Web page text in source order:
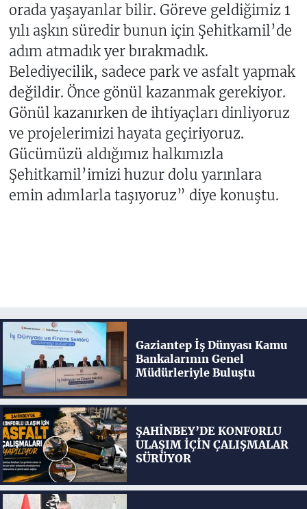
orada yaşayanlar bilir. Göreve geldiğimiz 1
yılı aşkın süredir bunun için Şehitkamil’de
adım atmadık yer bırakmadık.
Belediyecilik, sadece park ve asfalt yapmak
değildir. Önce gönül kazanmak gerekiyor.
Gönül kazanırken de ihtiyaçları dinliyoruz
ve projelerimizi hayata geçiriyoruz.
Gücümüzü aldığımız halkımızla
Şehitkamil’imizi huzur dolu yarınlara
emin adımlarla taşıyoruz” diye konuştu.
Gaziantep İş Dünyası Kamu
Bankalarının Genel
Müdürleriyle Buluştu
ŞAHİNBEY’DE KONFORLU
ULAŞIM İÇİN ÇALIŞMALAR
SÜRÜYOR